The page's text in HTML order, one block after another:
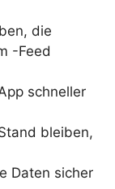
die
-Feed
schneller
bleiben,
Daten sicher